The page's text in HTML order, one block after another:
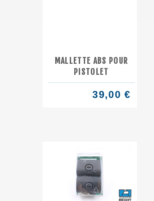
MALLETTE ABS POUR
PISTOLET
39,00 €